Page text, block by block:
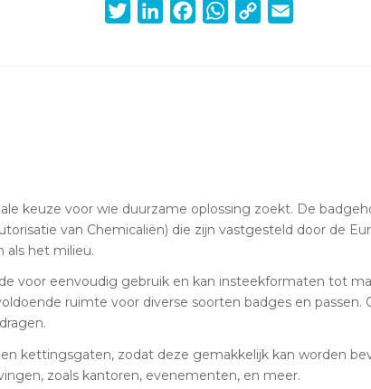
TwitterLinkedInFacebookWhatsApp
Copy
keuze voor wie duurzame oplossing zoekt. De
van Chemicaliën) die zijn vastgesteld door de
als het milieu.
voor eenvoudig gebruik en kan insteekformaten tot
ruimte voor diverse soorten badges en passen.
kettingsgaten, zodat deze gemakkelijk kan worden
zoals kantoren, evenementen, en meer.